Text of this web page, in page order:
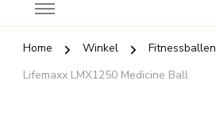
Home Winkel Fitnessballen
Lifemaxx LMX1250 Medicine Ball